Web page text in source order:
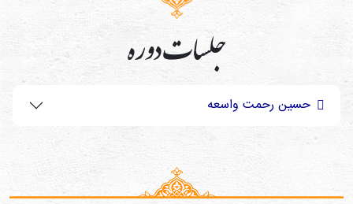
جلسات دوره
حسین رحمت واسعه‌